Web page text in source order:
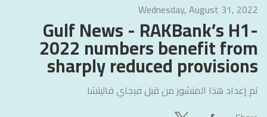
Wednesday, August 31, 2022
Gulf News - RAKBank’s H1-
2022 numbers benefit from
sharply reduced provisions
تم إعداد هذا المنشور من قبل فيجاي فاليتشا